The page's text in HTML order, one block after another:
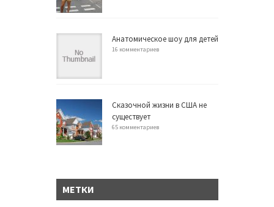
Анатомическое шоу для детей
16 комментариев
Сказочной жизни в США не
существует
65 комментариев
МЕТКИ